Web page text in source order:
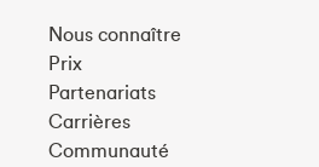
Nous connaître
Prix
Partenariats
Carrières
Communauté